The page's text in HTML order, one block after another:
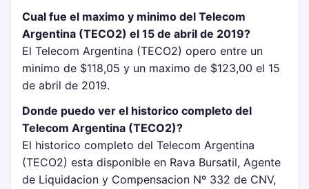
Cual fue el maximo y minimo del Telecom
Argentina (TECO2) el 15 de abril de 2019?
El Telecom Argentina (TECO2) opero entre un
minimo de $118,05 y un maximo de $123,00 el 15
de abril de 2019.
Donde puedo ver el historico completo del
Telecom Argentina (TECO2)?
El historico completo del Telecom Argentina
(TECO2) esta disponible en Rava Bursatil, Agente
de Liquidacion y Compensacion Nº 332 de CNV,